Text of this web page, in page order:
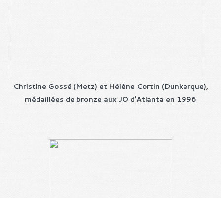
Christine Gossé (Metz) et Hélène Cortin (Dunkerque),
médaillées de bronze aux JO d'Atlanta en 1996